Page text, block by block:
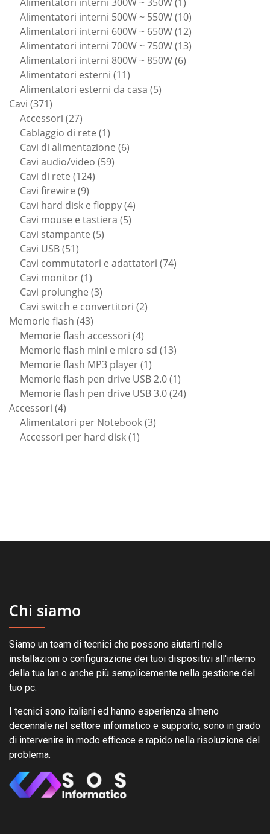
prodotto
Alimentatori interni 500W ~ 550W 1010
prodotti
Alimentatori interni 600W ~ 650W 1212
prodotti
Alimentatori interni 700W ~ 750W 1313
Alimentatori interni 800W ~ 850W 66
Alimentatori esterni 1111
prodotti
Alimentatori esterni da casa 55
Cavi 371371
prodotti
Accessori 2727
prodotti
Cablaggio di rete 11
prodotto
Cavi di alimentazione 66
Cavi audio/video 5959
Cavi di rete 124124
Cavi firewire 99
prodotti
Cavi hard disk e floppy 44
Cavi mouse e tastiera 55
Cavi stampante 55
Cavi USB 5151
prodotti
Cavi commutatori e adattatori 7474
Cavi monitor 11
prodotto
Cavi prolunghe 33
prodotti
Cavi switch e convertitori 22
Memorie flash 4343
prodotti
Memorie flash accessori 44
prodotti
Memorie flash mini e micro sd 1313
Memorie flash MP3 player 11
prodotto
Memorie flash pen drive USB 2.0 11
prodotto
Memorie flash pen drive USB 3.0 2424
Accessori 44
prodotti
Alimentatori per Notebook 33
Accessori per hard disk 11
Chi siamo
Siamo un team di tecnici che possono aiutarti nelle
installazioni o configurazione dei tuoi dispositivi all'interno
della tua lan o anche più semplicemente nella gestione del
tuo pc.
I tecnici sono italiani ed hanno esperienza almeno
decennale nel settore informatico e supporto, sono in grado
di intervenire in modo efficace e rapido nella risoluzione del
problema.